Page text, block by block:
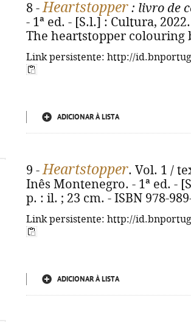
8 -Heartstopper : livro de
- 1ª ed. - [S.l.] : Cultura,
The heartstopper colouring
Link persistente: http://
ADICIONAR À LISTA
9 -Heartstopper. Vol. 1 /
Inês Montenegro. - 1ª ed. -
p. : il. ; 23 cm. - ISBN 978-
Link persistente: http://
ADICIONAR À LISTA